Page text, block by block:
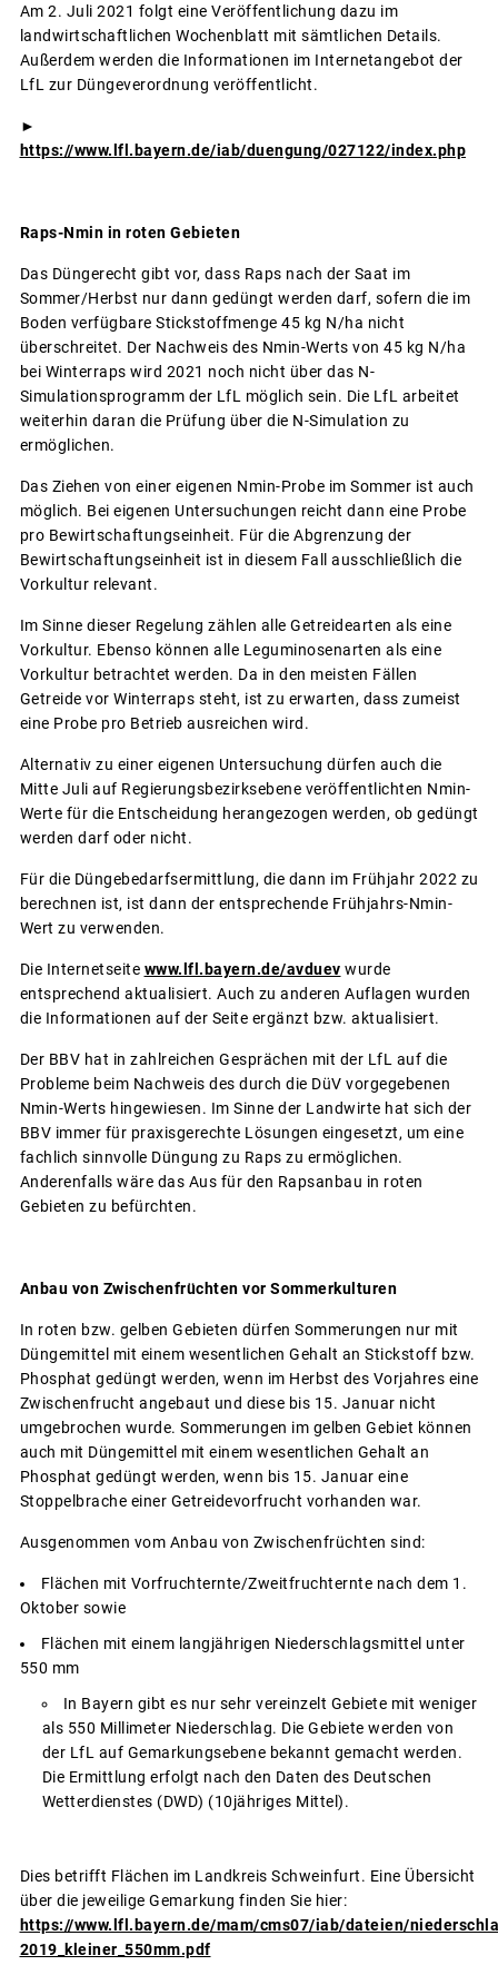
Am 2. Juli 2021 folgt eine Veröffentlichung dazu im
landwirtschaftlichen Wochenblatt mit sämtlichen Details.
Außerdem werden die Informationen im Internetangebot der
LfL zur Düngeverordnung veröffentlicht.
►
https://www.lfl.bayern.de/iab/duengung/027122/index.php
Raps-Nmin in roten Gebieten
Das Düngerecht gibt vor, dass Raps nach der Saat im
Sommer/Herbst nur dann gedüngt werden darf, sofern die im
Boden verfügbare Stickstoffmenge 45 kg N/ha nicht
überschreitet. Der Nachweis des Nmin-Werts von 45 kg N/ha
bei Winterraps wird 2021 noch nicht über das N-
Simulationsprogramm der LfL möglich sein. Die LfL arbeitet
weiterhin daran die Prüfung über die N-Simulation zu
ermöglichen.
Das Ziehen von einer eigenen Nmin-Probe im Sommer ist auch
möglich. Bei eigenen Untersuchungen reicht dann eine Probe
pro Bewirtschaftungseinheit. Für die Abgrenzung der
Bewirtschaftungseinheit ist in diesem Fall ausschließlich die
Vorkultur relevant.
Im Sinne dieser Regelung zählen alle Getreidearten als eine
Vorkultur. Ebenso können alle Leguminosenarten als eine
Vorkultur betrachtet werden. Da in den meisten Fällen
Getreide vor Winterraps steht, ist zu erwarten, dass zumeist
eine Probe pro Betrieb ausreichen wird.
Alternativ zu einer eigenen Untersuchung dürfen auch die
Mitte Juli auf Regierungsbezirksebene veröffentlichten Nmin-
Werte für die Entscheidung herangezogen werden, ob gedüngt
werden darf oder nicht.
Für die Düngebedarfsermittlung, die dann im Frühjahr 2022 zu
berechnen ist, ist dann der entsprechende Frühjahrs-Nmin-
Wert zu verwenden.
Die Internetseite www.lfl.bayern.de/avduev wurde
entsprechend aktualisiert. Auch zu anderen Auflagen wurden
die Informationen auf der Seite ergänzt bzw. aktualisiert.
Der BBV hat in zahlreichen Gesprächen mit der LfL auf die
Probleme beim Nachweis des durch die DüV vorgegebenen
Nmin-Werts hingewiesen. Im Sinne der Landwirte hat sich der
BBV immer für praxisgerechte Lösungen eingesetzt, um eine
fachlich sinnvolle Düngung zu Raps zu ermöglichen.
Anderenfalls wäre das Aus für den Rapsanbau in roten
Gebieten zu befürchten.
Anbau von Zwischenfrüchten vor Sommerkulturen
In roten bzw. gelben Gebieten dürfen Sommerungen nur mit
Düngemittel mit einem wesentlichen Gehalt an Stickstoff bzw.
Phosphat gedüngt werden, wenn im Herbst des Vorjahres eine
Zwischenfrucht angebaut und diese bis 15. Januar nicht
umgebrochen wurde. Sommerungen im gelben Gebiet können
auch mit Düngemittel mit einem wesentlichen Gehalt an
Phosphat gedüngt werden, wenn bis 15. Januar eine
Stoppelbrache einer Getreidevorfrucht vorhanden war.
Ausgenommen vom Anbau von Zwischenfrüchten sind:
Flächen mit Vorfruchternte/Zweitfruchternte nach dem 1.
Oktober sowie
Flächen mit einem langjährigen Niederschlagsmittel unter
550 mm
In Bayern gibt es nur sehr vereinzelt Gebiete mit weniger
als 550 Millimeter Niederschlag. Die Gebiete werden von
der LfL auf Gemarkungsebene bekannt gemacht werden.
Die Ermittlung erfolgt nach den Daten des Deutschen
Wetterdienstes (DWD) (10jähriges Mittel).
Dies betrifft Flächen im Landkreis Schweinfurt. Eine Übersicht
über die jeweilige Gemarkung finden Sie hier:
https://www.lfl.bayern.de/mam/cms07/iab/dateien/
2019_kleiner_550mm.pdf